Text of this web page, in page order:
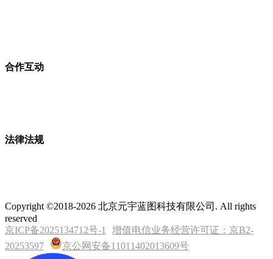
合作互动
法律法规
Copyright ©2018-2026 北京元宇蓝图科技有限公司. All rights
reserved
京ICP备2025134712号-1
增值电信业务经营许可证：京B2-
20253597
京公网安备11011402013609号